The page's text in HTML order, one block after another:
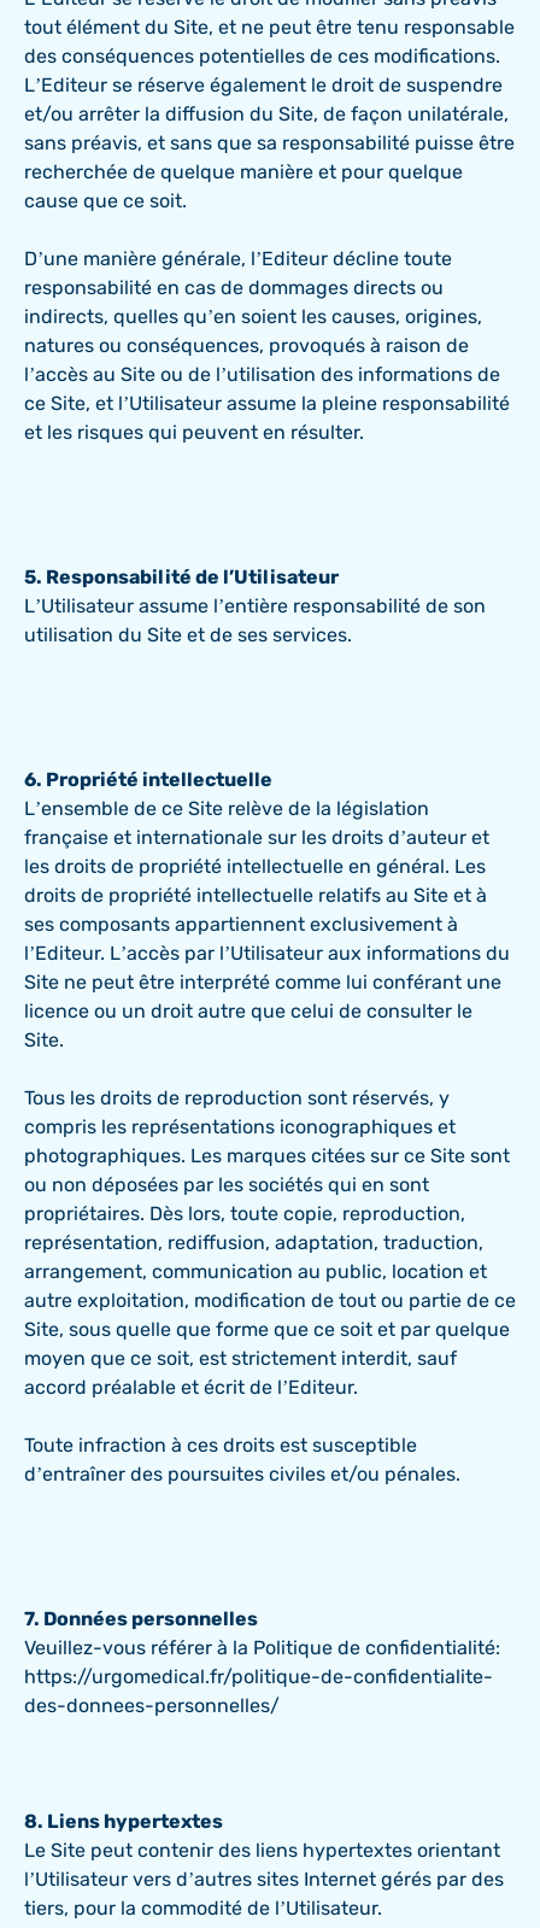
tout élément du Site, et ne peut être tenu responsable
des conséquences potentielles de ces modifications.
L’Editeur se réserve également le droit de suspendre
et/ou arrêter la diffusion du Site, de façon unilatérale,
sans préavis, et sans que sa responsabilité puisse être
recherchée de quelque manière et pour quelque
cause que ce soit.
D’une manière générale, l’Editeur décline toute
responsabilité en cas de dommages directs ou
indirects, quelles qu’en soient les causes, origines,
natures ou conséquences, provoqués à raison de
l’accès au Site ou de l’utilisation des informations de
ce Site, et l’Utilisateur assume la pleine responsabilité
et les risques qui peuvent en résulter.
5. Responsabilité de l’Utilisateur
L’Utilisateur assume l’entière responsabilité de son
utilisation du Site et de ses services.
6. Propriété intellectuelle
L’ensemble de ce Site relève de la législation
française et internationale sur les droits d’auteur et
les droits de propriété intellectuelle en général. Les
droits de propriété intellectuelle relatifs au Site et à
ses composants appartiennent exclusivement à
l’Editeur. L’accès par l’Utilisateur aux informations du
Site ne peut être interprété comme lui conférant une
licence ou un droit autre que celui de consulter le
Site.
Tous les droits de reproduction sont réservés, y
compris les représentations iconographiques et
photographiques. Les marques citées sur ce Site sont
ou non déposées par les sociétés qui en sont
propriétaires. Dès lors, toute copie, reproduction,
représentation, rediffusion, adaptation, traduction,
arrangement, communication au public, location et
autre exploitation, modification de tout ou partie de ce
Site, sous quelle que forme que ce soit et par quelque
moyen que ce soit, est strictement interdit, sauf
accord préalable et écrit de l’Editeur.
Toute infraction à ces droits est susceptible
d’entraîner des poursuites civiles et/ou pénales.
7. Données personnelles
Veuillez-vous référer à la Politique de confidentialité:
https://urgomedical.fr/politique-de-confidentialite-
des-donnees-personnelles/
8. Liens hypertextes
Le Site peut contenir des liens hypertextes orientant
l’Utilisateur vers d’autres sites Internet gérés par des
tiers, pour la commodité de l’Utilisateur.